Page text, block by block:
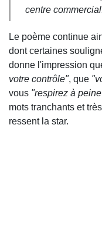
centre
Le poème continue
dont certaines
donne l'impression
votre contrôle", que
vous "respirez à
mots tranchants et
ressent la star.